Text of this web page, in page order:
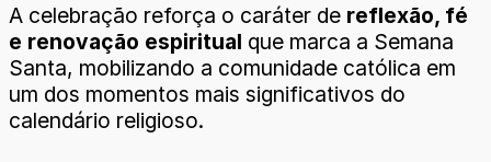
A celebração reforça o caráter de reflexão, fé
e renovação espiritual que marca a Semana
Santa, mobilizando a comunidade católica em
um dos momentos mais significativos do
calendário religioso.